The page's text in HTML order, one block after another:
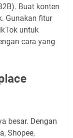
Buat konten
Gunakan fitur
untuk
cara yang
besar. Dengan
Shopee,